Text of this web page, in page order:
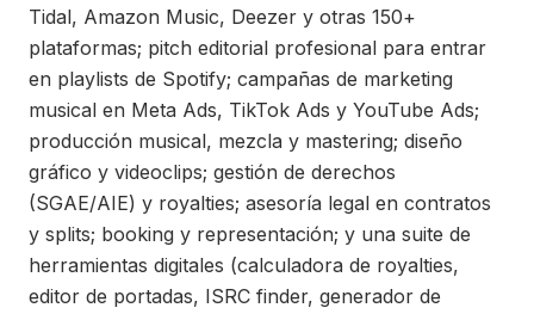
Tidal, Amazon Music, Deezer y otras 150+
plataformas; pitch editorial profesional para entrar
en playlists de Spotify; campañas de marketing
musical en Meta Ads, TikTok Ads y YouTube Ads;
producción musical, mezcla y mastering; diseño
gráfico y videoclips; gestión de derechos
(SGAE/AIE) y royalties; asesoría legal en contratos
y splits; booking y representación; y una suite de
herramientas digitales (calculadora de royalties,
editor de portadas, ISRC finder, generador de